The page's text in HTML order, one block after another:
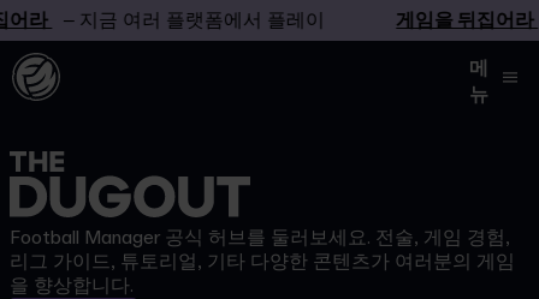
라 – 지금 여러 플랫폼에서 플레이 게임을 뒤집어라 –
메
뉴
Football Manager 공식 허브를 둘러보세요. 전술, 게임 경험,
리그 가이드, 튜토리얼, 기타 다양한 콘텐츠가 여러분의 게임
을 향상합니다.